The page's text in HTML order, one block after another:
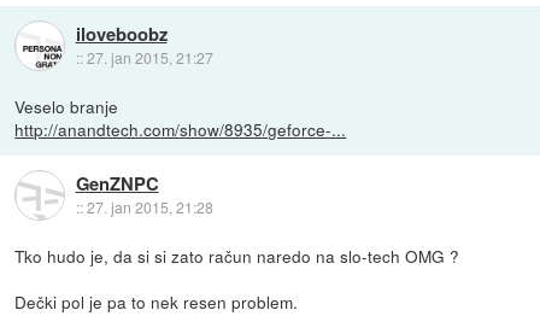
iloveboobz
::27. jan 2015, 21:27
Veselo branje
http://anandtech.com/show/8935/geforce-...
GenZNPC
::27. jan 2015, 21:28
Tko hudo je, da si si zato račun naredo na slo-tech OMG ?
Dečki pol je pa to nek resen problem.